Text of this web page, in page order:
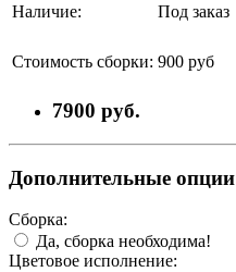
Наличие:
Под заказ
Стоимость сборки: 900 руб
7900 руб.
Дополнительные опции
Сборка:
Да, сборка необходима!
Цветовое исполнение: